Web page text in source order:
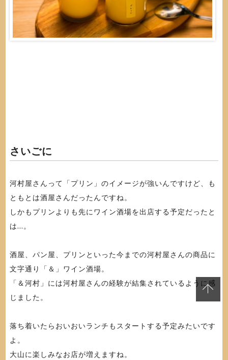
さいごに
河村屋さんって「プリン」のイメージが強いんですけど、も
ともとは酒屋さんだったんですね。
しかもプリンよりも先にワイン酒場を出店する予定だったと
は...。
酒屋、パン屋、プリンといった今までの河村屋さんの商品に
文字通り「＆」ワイン酒場。
「＆河村」には河村屋さんの経験が結集されているように感
じました。
落ち着いたらおいおいランチもスタートする予定みたいです
よ。
大山に楽しみなお店が増えますね。